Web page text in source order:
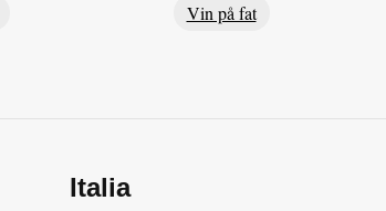
Vin på fat
Italia